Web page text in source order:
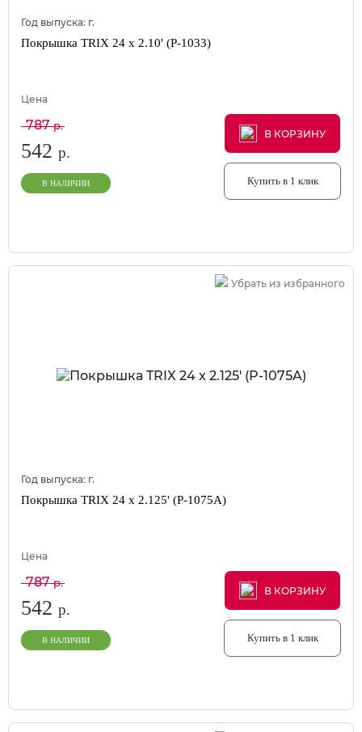
Год выпуска: г.
Покрышка TRIX 24 x 2.10' (P-1033)
Цена
787р.
542 р.
В НАЛИЧИИ
В КОРЗИНУ
В КОРЗИНУ
В КОРЗИНУ
Купить в 1 клик
Убрать из избранного
Год выпуска: г.
Покрышка TRIX 24 x 2.125' (P-1075A)
Цена
787р.
542 р.
В НАЛИЧИИ
В КОРЗИНУ
В КОРЗИНУ
В КОРЗИНУ
Купить в 1 клик